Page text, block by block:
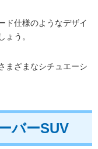
ド仕様のようなデザイ
う。
まざまなシチュエーシ
バーSUV